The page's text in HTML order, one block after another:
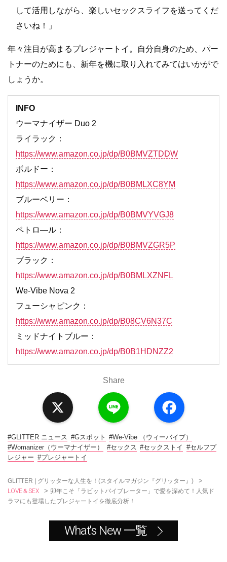
して活用しながら、楽しいセックスライフを送ってくだ
さいね！」
年々注目が高まるプレジャートイ。自分自身のため、パー
トナーのためにも、新年を機に取り入れてみてはいかがで
しょうか。
INFO
ウーマナイザー Duo 2
ライラック：
https://www.amazon.co.jp/dp/B0BMVZTDDW
ボルドー：
https://www.amazon.co.jp/dp/B0BMLXC8YM
ブルーベリー：
https://www.amazon.co.jp/dp/B0BMVYVGJ8
ペトロ―ル：
https://www.amazon.co.jp/dp/B0BMVZGR5P
ブラック：
https://www.amazon.co.jp/dp/B0BMLXZNFL
We-Vibe Nova 2
フューシャピンク：
https://www.amazon.co.jp/dp/B08CV6N37C
ミッドナイトブルー：
https://www.amazon.co.jp/dp/B0B1HDNZZ2
Share
a
c
o
o
k
#GLITTER ニュース #Gスポット #We-Vibe （ウィーバイブ）
#Womanizer（ウーマナイザー）
#セックス #セックストイ #セルフプ
レジャー #プレジャートイ
GLITTER | グリッターな人生を！(スタイルマガジン『グリッター』) >
LOVE＆SEX > 卯年こそ「ラビットバイブレーター」で愛を深めて！人気ド
ラマにも登場したプレジャートイを徹底分析！
What's New 一覧